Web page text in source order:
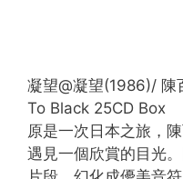
凝望@凝望(1986)/
To Black 25CD Box
原是一次日本之旅，
遇見一個欣賞的目光